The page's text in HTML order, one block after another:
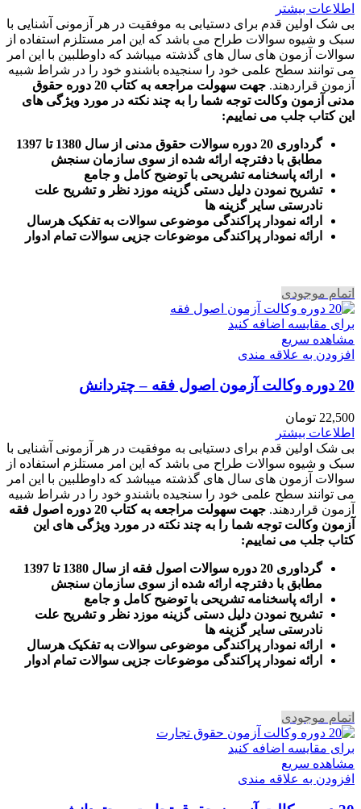
اطلاعات بیشتر
بی شک اولین قدم برای دستیابی به موفقیت در هر آزمونی آشنایی با
سبک و شیوه سوالات طراح می باشد که این امر مستلزم استفاده از
سوالات آزمون های سال های گذشته میباشد که داوطلبین با این امر
می توانند سطح علمی خود را سنجیده باشندو خود را در شراط شبیه
آزمون قراردهند.
جهت سهولت مراجعه به کتاب 20 دوره حقوق
مدنی آزمون وکالت توجه شما را به چند نکته در مورد ویژگی های
این کتاب جلب می نماییم:
گرداوری 20 دوره سوالات حقوق مدنی از سال 1380 تا 1397
مطابق با دفترچه ارائه شده از سوی سازمان سنجش
ارائه پاسخنامه تشریحی با توضیح کامل و جامع
تشریح نمودن دلیل دستی گزینه موزد نظر و تشریح علت
نادرستی سایر گزینه ها
ارائه نمودار پراکندگی موضوعی سوالات به تفکیک هرسال
رائه نمودار پراکندگی موضوعات جزیی سوالات تمام ادوار
اتمام موجودی
برای مقایسه اضافه کنید
مشاهده سریع
افزودن به علاقه مندی
20 دوره وکالت آزمون اصول فقه – چتردانش
22,500 تومان
اطلاعات بیشتر
بی شک اولین قدم برای دستیابی به موفقیت در هر آزمونی آشنایی با
سبک و شیوه سوالات طراح می باشد که این امر مستلزم استفاده از
سوالات آزمون های سال های گذشته میباشد که داوطلبین با این امر
می توانند سطح علمی خود را سنجیده باشندو خود را در شراط شبیه
آزمون قراردهند.
جهت سهولت مراجعه به کتاب 20 دوره اصول فقه
آزمون وکالت توجه شما را به چند نکته در مورد ویژگی های این
کتاب جلب می نماییم:
گرداوری 20 دوره سوالات اصول فقه از سال 1380 تا 1397
مطابق با دفترچه ارائه شده از سوی سازمان سنجش
ارائه پاسخنامه تشریحی با توضیح کامل و جامع
تشریح نمودن دلیل دستی گزینه موزد نظر و تشریح علت
نادرستی سایر گزینه ها
ارائه نمودار پراکندگی موضوعی سوالات به تفکیک هرسال
رائه نمودار پراکندگی موضوعات جزیی سوالات تمام ادوار
اتمام موجودی
برای مقایسه اضافه کنید
مشاهده سریع
افزودن به علاقه مندی